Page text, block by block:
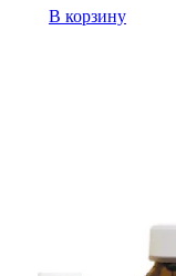
В корзину